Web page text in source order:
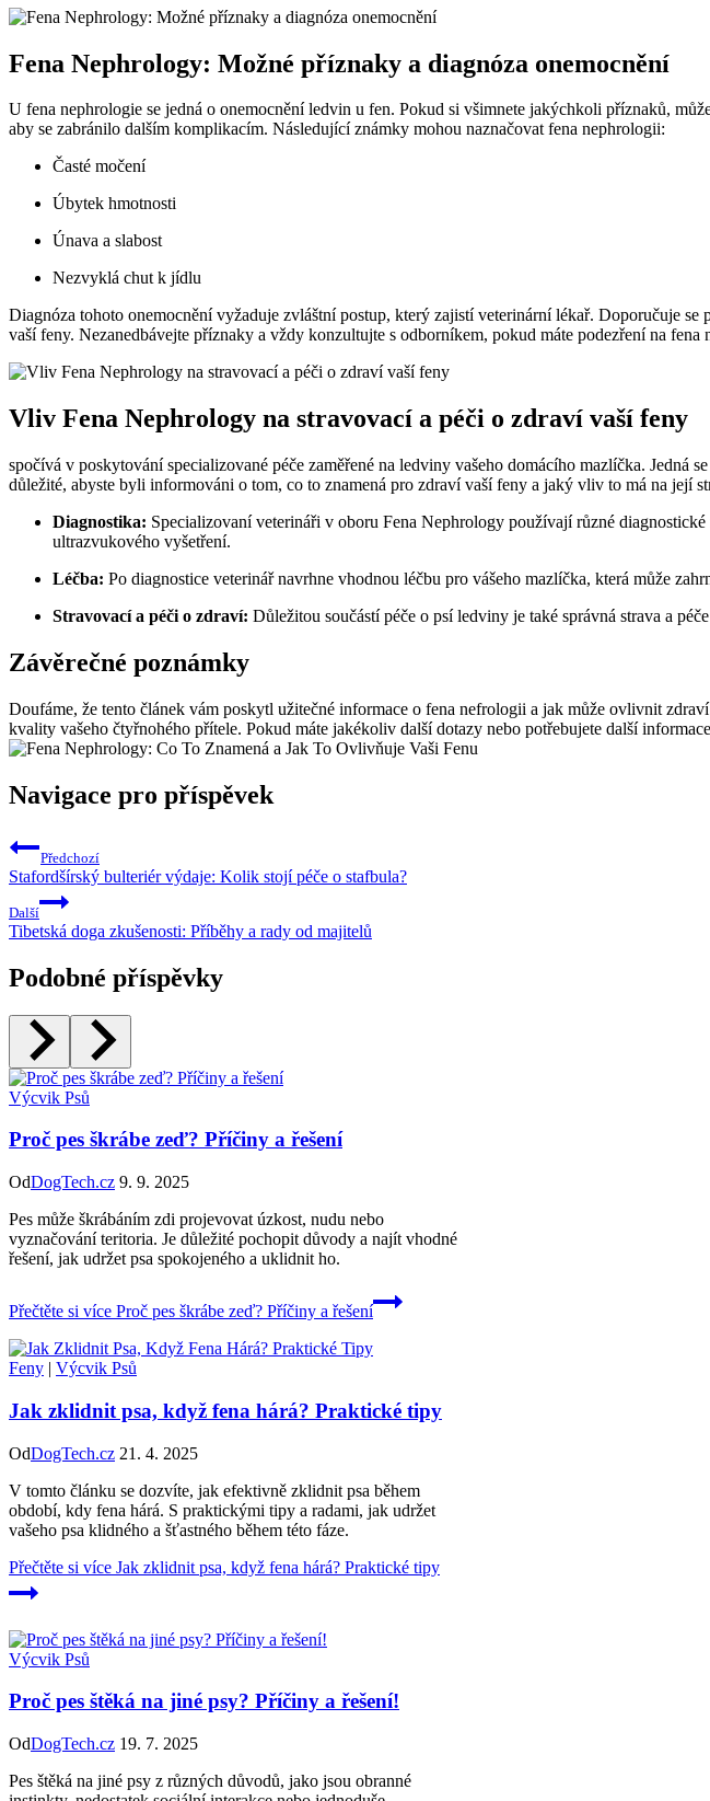
Fena Nephrology: Možné příznaky a diagnóza onemocnění
U fena nephrologie se jedná o onemocnění ledvin u fen. Pokud si všimnete jakýchkoli příznaků,
aby se zabránilo dalším komplikacím. Následující známky mohou naznačovat fena nephrologii:
Časté močení
Úbytek hmotnosti
Únava a slabost
Nezvyklá chut k jídlu
Diagnóza tohoto onemocnění vyžaduje zvláštní postup, který zajistí veterinární lékař. Doporučuje
vaší feny. Nezanedbávejte příznaky a vždy konzultujte s odborníkem, pokud máte podezření na
Vliv Fena Nephrology na stravovací a péči o zdraví vaší feny
spočívá v poskytování specializované péče zaměřené na ledviny vašeho domácího mazlíčka.
důležité, abyste byli informováni o tom, co to znamená pro zdraví vaší feny a jaký vliv to má na její
Diagnostika: Specializovaní veterináři v oboru Fena Nephrology používají různé
ultrazvukového vyšetření.
Léčba: Po diagnostice veterinář navrhne vhodnou léčbu pro vášeho mazlíčka, která může
Stravovací a péči o zdraví: Důležitou součástí péče o psí ledviny je také správná strava a
Závěrečné poznámky
Doufáme, že tento článek vám poskytl užitečné informace o fena nefrologii a jak může ovlivnit
kvality vašeho čtyřnohého přítele. Pokud máte jakékoliv další dotazy nebo potřebujete další
Navigace pro příspěvek
Předchozí
Stafordšírský bulteriér výdaje: Kolik stojí péče o stafbula?
Další
Tibetská doga zkušenosti: Příběhy a rady od majitelů
Podobné příspěvky
Výcvik Psů
Proč pes škrábe zeď? Příčiny a řešení
OdDogTech.cz 9. 9. 2025
Pes může škrábáním zdi projevovat úzkost, nudu nebo
vyznačování teritoria. Je důležité pochopit důvody a najít vhodné
řešení, jak udržet psa spokojeného a uklidnit ho.
Přečtěte si více Proč pes škrábe zeď? Příčiny a řešení
Feny | Výcvik Psů
Jak zklidnit psa, když fena hárá? Praktické tipy
OdDogTech.cz 21. 4. 2025
V tomto článku se dozvíte, jak efektivně zklidnit psa během
období, kdy fena hárá. S praktickými tipy a radami, jak udržet
vašeho psa klidného a šťastného během této fáze.
Přečtěte si více Jak zklidnit psa, když fena hárá? Praktické tipy
Výcvik Psů
Proč pes štěká na jiné psy? Příčiny a řešení!
OdDogTech.cz 19. 7. 2025
Pes štěká na jiné psy z různých důvodů, jako jsou obranné